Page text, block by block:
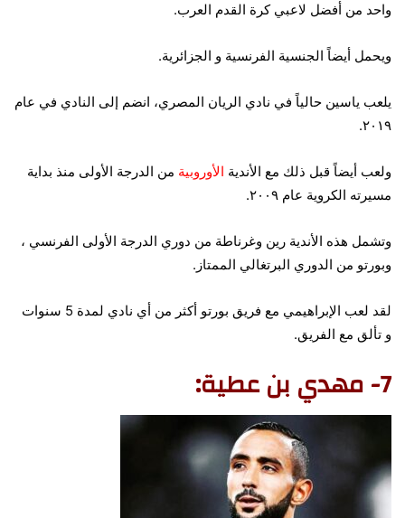
واحد من أفضل لاعبي كرة القدم العرب.
ويحمل أيضاً الجنسية الفرنسية و الجزائرية.
يلعب ياسين حالياً في نادي الريان المصري، انضم إلى النادي في عام
٢٠١٩.
ولعب أيضاً قبل ذلك مع الأندية الأوروبية من الدرجة الأولى منذ بداية
مسيرته الكروية عام ٢٠٠٩.
وتشمل هذه الأندية رين وغرناطة من دوري الدرجة الأولى الفرنسي ،
وبورتو من الدوري البرتغالي الممتاز.
لقد لعب الإبراهيمي مع فريق بورتو أكثر من أي نادي لمدة 5 سنوات
و تألق مع الفريق.
7- مهدي بن عطية: